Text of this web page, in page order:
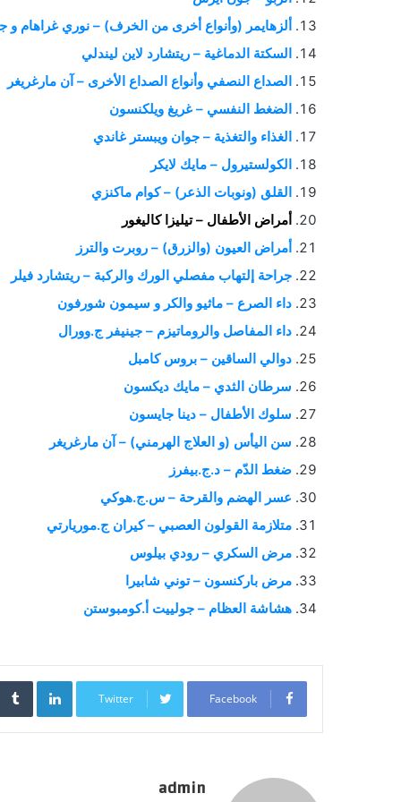
ألزهايمر (وأنواع أخرى من الخرف) – نوري غراهام و
السكتة الدماغية – ريتشارد لاين ليندلي
الصداع النصفي وأنواع الصداع الأخرى – آن مارغريغر
الضغط النفسي – غريغ ويلكنسون
الغذاء والتغذية – جوان ويبستر غاندي
الكولستيرول – مايك لايكر
القلق (ونوبات الذعر) – كوام ماكنزي
أمراض الأطفال – تيليزا كاليغور
أمراض العيون (والزرق) – روبرت والترز
جراحة إلتهاب مفصلي الورك والركبة – ريتشارد فيلر
داء الصرع – ماثيو والكر و سيمون شورفون
داء المفاصل والروماتيزم – جينيفر ج.وورال
دوالي الساقين – بروس كامبل
سرطان الثدي – مايك ديكسون
سلوك الأطفال – دينا جايسون
سن اليأس (و العلاج الهرمني) – آن مارغريغر
ضغط الدّم – د.ج.بيفرز
عسر الهضم والقرحة – س.ج.هوكي
متلازمة القولون العصبي – كيران ج.موريارتي
مرض السكري – رودي بيلوس
مرض باركنسون – توني شابيرا
هشاشة العظام – جولييت أ.كومبوستن
Facebook
Twitter
admin